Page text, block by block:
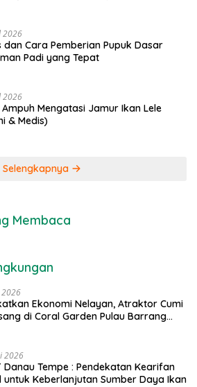
2026
dan Cara Pemberian Pupuk Dasar
Padi yang Tepat
2026
Mengatasi Jamur Ikan Lele
& Medis)
Selengkapnya
Membaca
2026
Ekonomi Nelayan, Atraktor Cumi
di Coral Garden Pulau Barrang
2026
Danau Tempe : Pendekatan Kearifan
untuk Keberlanjutan Sumber Daya Ikan